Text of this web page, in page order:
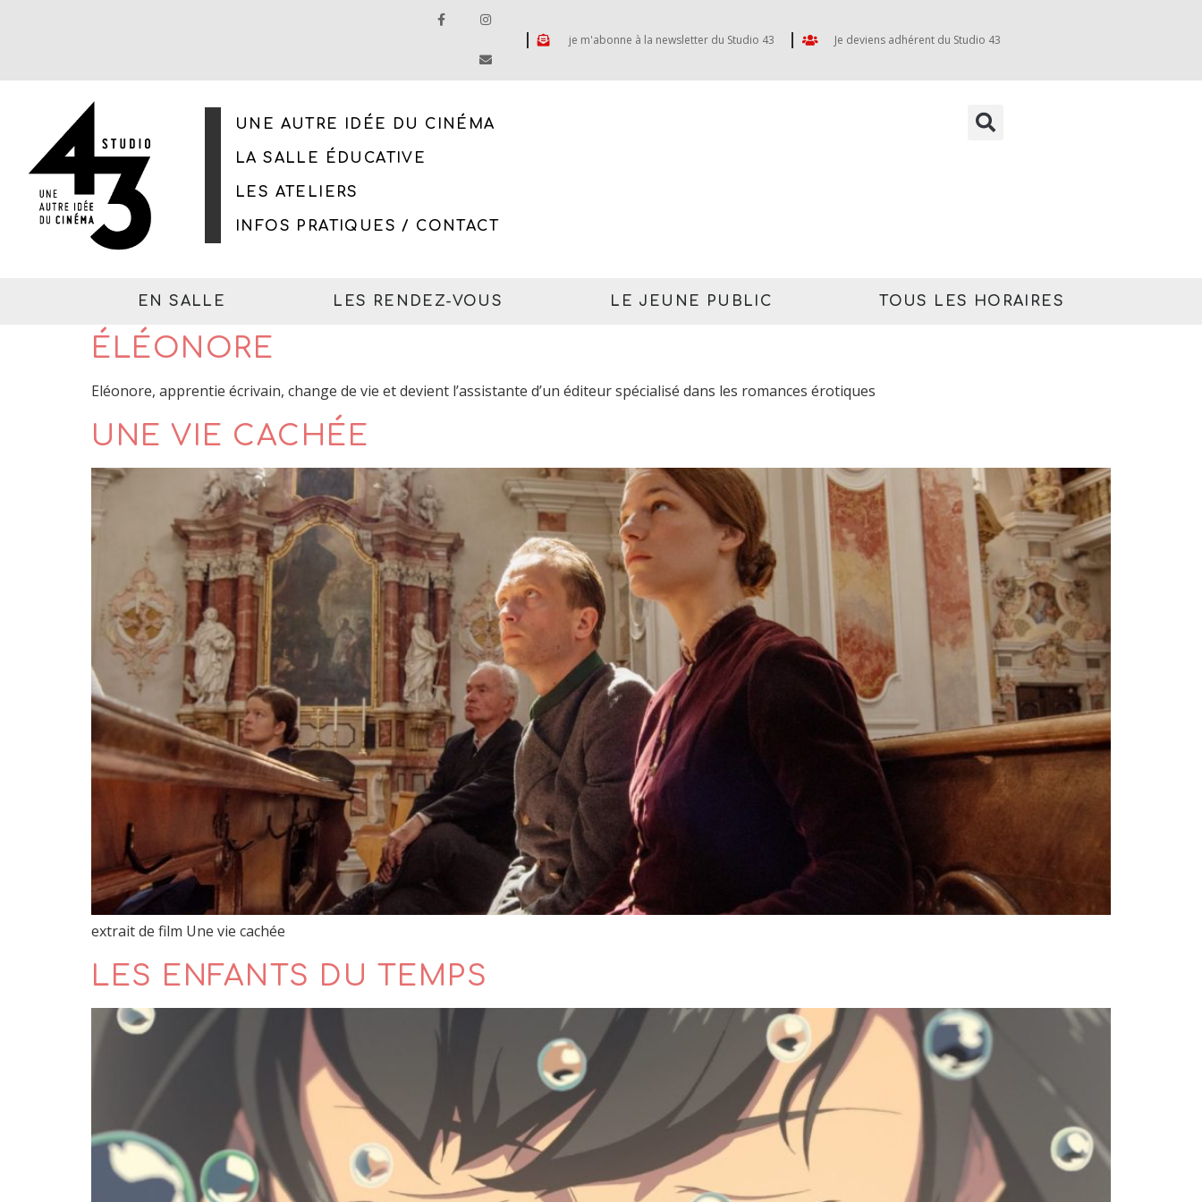
je m'abonne à la newsletter du Studio 43 Je deviens adhérent du Studio 43
UNE AUTRE IDÉE DU CINÉMA
LA SALLE ÉDUCATIVE
LES ATELIERS
INFOS PRATIQUES / CONTACT
EN SALLE LES RENDEZ-VOUS LE JEUNE PUBLIC TOUS LES HORAIRES
ÉLÉONORE
Eléonore, apprentie écrivain, change de vie et devient l’assistante d’un éditeur spécialisé dans les romances érotiques
UNE VIE CACHÉE
extrait de film Une vie cachée
LES ENFANTS DU TEMPS